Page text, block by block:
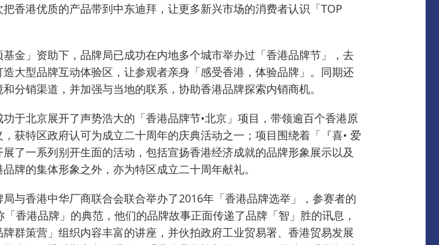
香港优质的产品带到中东迪拜，让更多新兴市场的消费者认识「TOP
金」资助下，品牌局已成功在内地多个城市举办过「香港品牌节」，去
大型品牌互动体验区，让参观者亲身「感受香港，体验品牌」。 同期还
分销渠道，并加强与当地的联系，协助香港品牌探索内销商机。
于北京展开了声势浩大的「香港品牌节•北京」项目，带领逾百个香港原
获特区政府认可为成立二十周年的庆典活动之一；项目围绕着「『喜• 爱
了一系列别开生面的活动，包括宣扬香港经济成就的品牌形象展示以及
牌的集体形象之外，亦为特区成立二十周年献礼。
局与香港中华厂商联合会联合举办了2016年「香港品牌选举」，参赛者的
香港品牌」的典范，他们的品牌故事正面传递了品牌「智」胜的讯息，
群策营」组织内容丰富的讲座，并伙拍政府工业贸易署、香港贸易发展